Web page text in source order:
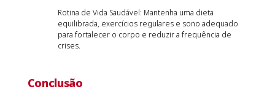
Rotina de Vida Saudável: Mantenha uma dieta
equilibrada, exercícios regulares e sono adequado
para fortalecer o corpo e reduzir a frequência de
crises.
Conclusão